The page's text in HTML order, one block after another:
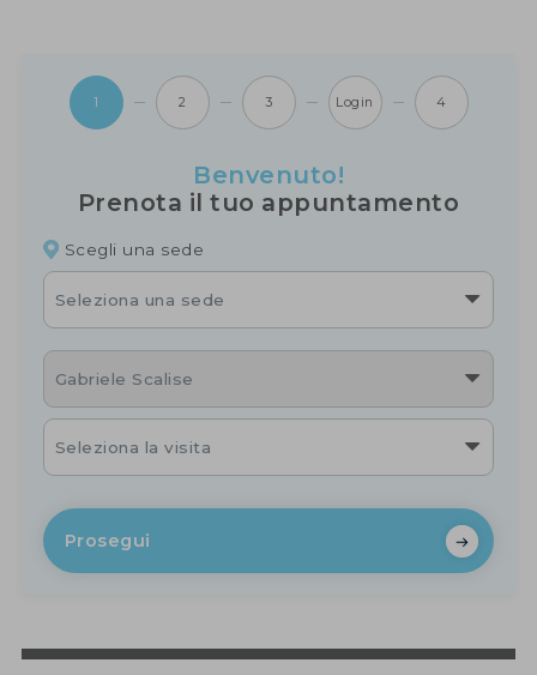
1 2 3 Login 4
Benvenuto!
Prenota il tuo appuntamento
Scegli una sede
Seleziona una sede
Gabriele Scalise
Seleziona la visita
Prosegui